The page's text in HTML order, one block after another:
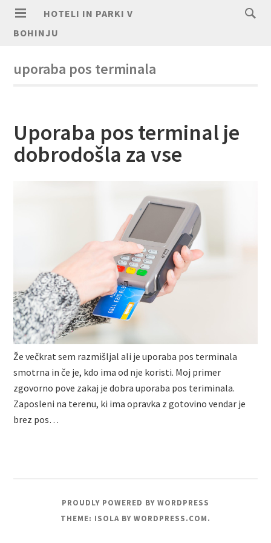
HOTELI IN PARKI V
BOHINJU
uporaba pos terminala
Uporaba pos terminal je
dobrodošla za vse
Že večkrat sem razmišljal ali je uporaba pos terminala
smotrna in če je, kdo ima od nje koristi. Moj primer
zgovorno pove zakaj je dobra uporaba pos teriminala.
Zaposleni na terenu, ki ima opravka z gotovino vendar je
brez pos…
PROUDLY POWERED BY WORDPRESS
THEME: ISOLA BY WORDPRESS.COM.